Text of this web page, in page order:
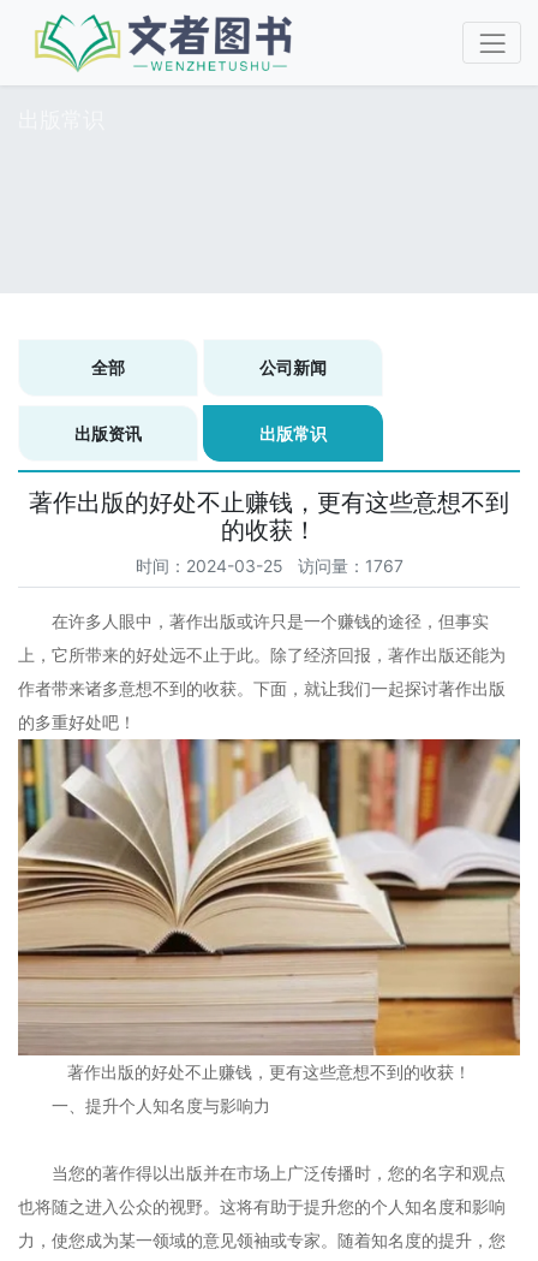
全部 公司新闻
出版资讯 出版常识
著作出版的好处不止赚钱，更有这些意想不到
的收获！
时间：2024-03-25 访问量：1767
在许多人眼中，著作出版或许只是一个赚钱的途径，但事实
上，它所带来的好处远不止于此。除了经济回报，著作出版还能为
作者带来诸多意想不到的收获。下面，就让我们一起探讨著作出版
的多重好处吧！
著作出版的好处不止赚钱，更有这些意想不到的收获！
一、提升个人知名度与影响力
当您的著作得以出版并在市场上广泛传播时，您的名字和观点
也将随之进入公众的视野。这将有助于提升您的个人知名度和影响
力，使您成为某一领域的意见领袖或专家。随着知名度的提升，您